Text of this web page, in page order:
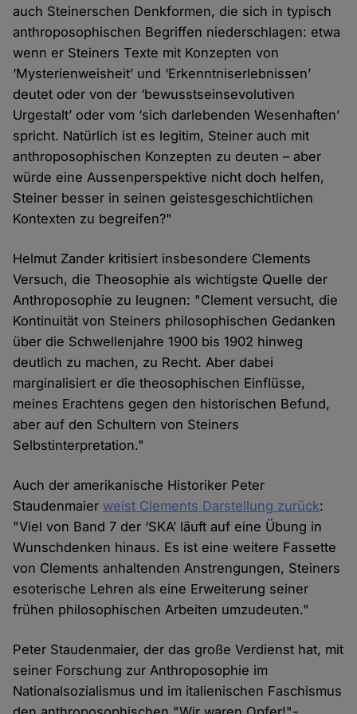
auch Steinerschen Denkformen, die sich in typisch
anthroposophischen Begriffen niederschlagen: etwa
wenn er Steiners Texte mit Konzepten von
‘Mysterienweisheit’ und ‘Erkenntniserlebnissen’
deutet oder von der ‘bewusstseinsevolutiven
Urgestalt’ oder vom ‘sich darlebenden Wesenhaften’
spricht. Natürlich ist es legitim, Steiner auch mit
anthroposophischen Konzepten zu deuten – aber
würde eine Aussenperspektive nicht doch helfen,
Steiner besser in seinen geistesgeschichtlichen
Kontexten zu begreifen?"
Helmut Zander kritisiert insbesondere Clements
Versuch, die Theosophie als wichtigste Quelle der
Anthroposophie zu leugnen: "Clement versucht, die
Kontinuität von Steiners philosophischen Gedanken
über die Schwellenjahre 1900 bis 1902 hinweg
deutlich zu machen, zu Recht. Aber dabei
marginalisiert er die theosophischen Einflüsse,
meines Erachtens gegen den historischen Befund,
aber auf den Schultern von Steiners
Selbstinterpretation."
Auch der amerikanische Historiker Peter
Staudenmaier weist Clements Darstellung zurück:
"Viel von Band 7 der ‘SKA’ läuft auf eine Übung in
Wunschdenken hinaus. Es ist eine weitere Fassette
von Clements anhaltenden Anstrengungen, Steiners
esoterische Lehren als eine Erweiterung seiner
frühen philosophischen Arbeiten umzudeuten."
Peter Staudenmaier, der das große Verdienst hat, mit
seiner Forschung zur Anthroposophie im
Nationalsozialismus und im italienischen Faschismus